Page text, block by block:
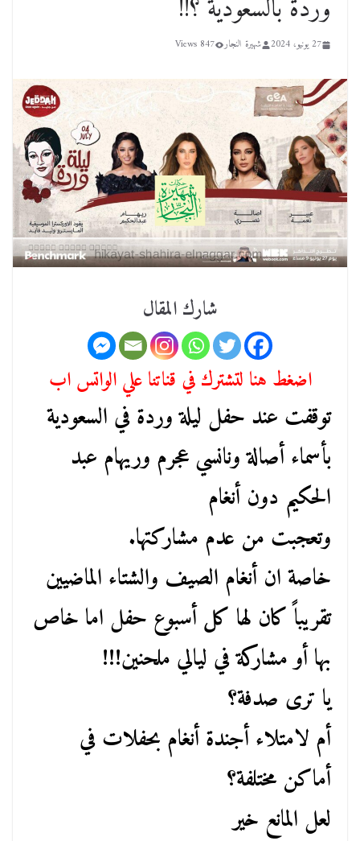
وردة بالسعودية ؟!!
27 يونيو، 2024 شهيرة النجار 847 Views
شارك المقال
اضغط هنا لتشترك في قناتنا علي الواتس اب
توقفت عند حفل ليلة وردة في السعودية
بأسماء أصالة ونانسي عجرم وريهام عبد
الحكيم دون أنغام
وتعجبت من عدم مشاركتها.
خاصة ان أنغام الصيف والشتاء الماضيين
تقريباً كان لها كل أسبوع حفل اما خاص
بها أو مشاركة في ليالي ملحنين!!!
يا ترى صدفة؟
أم لامتلاء أجندة أنغام بحفلات في
أماكن مختلفة؟
لعل المانع خير